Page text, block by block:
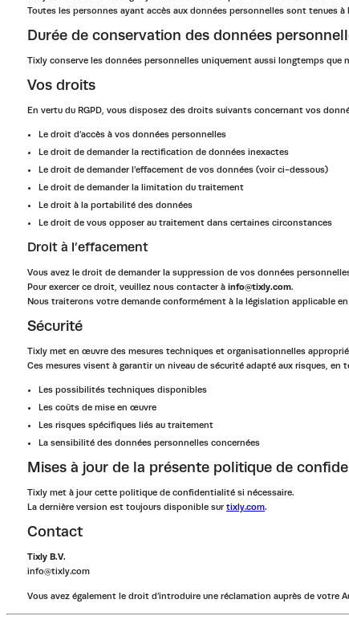
Toutes les personnes ayant accès aux données personnelles sont tenues
Durée de conservation des données
Tixly conserve les données personnelles uniquement aussi longtemps
Vos droits
En vertu du RGPD, vous disposez des droits suivants concernant vos
Le droit d’accès à vos données personnelles
Le droit de demander la rectification de données inexactes
Le droit de demander l’effacement de vos données (voir ci-dessous)
Le droit de demander la limitation du traitement
Le droit à la portabilité des données
Le droit de vous opposer au traitement dans certaines circonstances
Droit à l’effacement
Vous avez le droit de demander la suppression de vos données
Pour exercer ce droit, veuillez nous contacter à info@tixly.com.
Nous traiterons votre demande conformément à la législation applicable
Sécurité
Tixly met en œuvre des mesures techniques et organisationnelles
Ces mesures visent à garantir un niveau de sécurité adapté aux risques, en
Les possibilités techniques disponibles
Les coûts de mise en œuvre
Les risques spécifiques liés au traitement
La sensibilité des données personnelles concernées
Mises à jour de la présente politique de
Tixly met à jour cette politique de confidentialité si nécessaire.
La dernière version est toujours disponible sur tixly.com.
Contact
Tixly B.V.
info@tixly.com
Vous avez également le droit d’introduire une réclamation auprès de